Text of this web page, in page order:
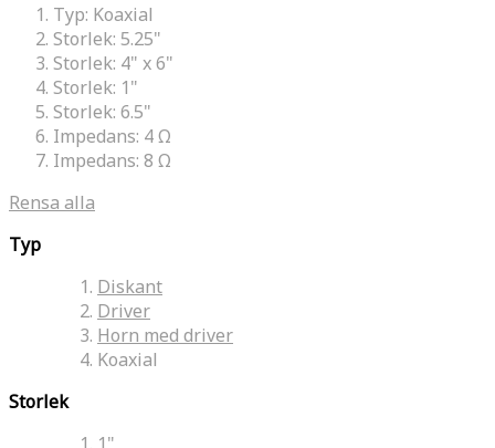
Typ: Koaxial
Storlek: 5.25"
Storlek: 4" x 6"
Storlek: 1"
Storlek: 6.5"
Impedans: 4 Ω
Impedans: 8 Ω
Rensa alla
Typ
Diskant
Driver
Horn med driver
Koaxial
Storlek